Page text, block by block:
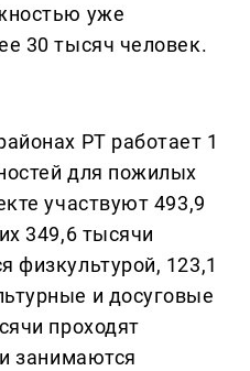
уже
30 тысяч человек.
РТ работает 1
для пожилых
участвуют 493,9
349,6 тысячи
физкультурой, 123,1
и досуговые
проходят
занимаются